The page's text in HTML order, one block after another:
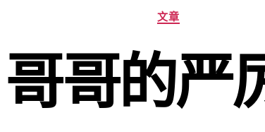
分
类
文章
哥的严